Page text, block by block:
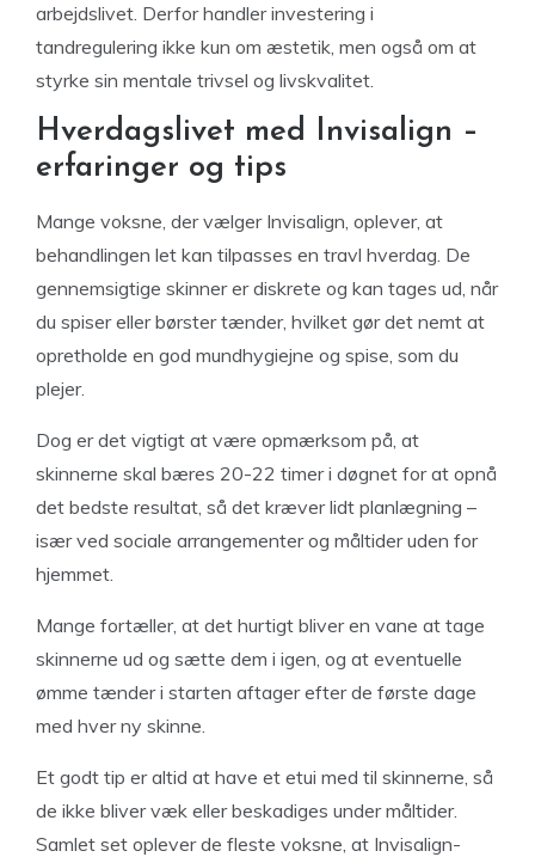
arbejdslivet. Derfor handler investering i
tandregulering ikke kun om æstetik, men også om at
styrke sin mentale trivsel og livskvalitet.
Hverdagslivet med Invisalign –
erfaringer og tips
Mange voksne, der vælger Invisalign, oplever, at
behandlingen let kan tilpasses en travl hverdag. De
gennemsigtige skinner er diskrete og kan tages ud, når
du spiser eller børster tænder, hvilket gør det nemt at
opretholde en god mundhygiejne og spise, som du
plejer.
Dog er det vigtigt at være opmærksom på, at
skinnerne skal bæres 20-22 timer i døgnet for at opnå
det bedste resultat, så det kræver lidt planlægning –
især ved sociale arrangementer og måltider uden for
hjemmet.
Mange fortæller, at det hurtigt bliver en vane at tage
skinnerne ud og sætte dem i igen, og at eventuelle
ømme tænder i starten aftager efter de første dage
med hver ny skinne.
Et godt tip er altid at have et etui med til skinnerne, så
de ikke bliver væk eller beskadiges under måltider.
Samlet set oplever de fleste voksne, at Invisalign-